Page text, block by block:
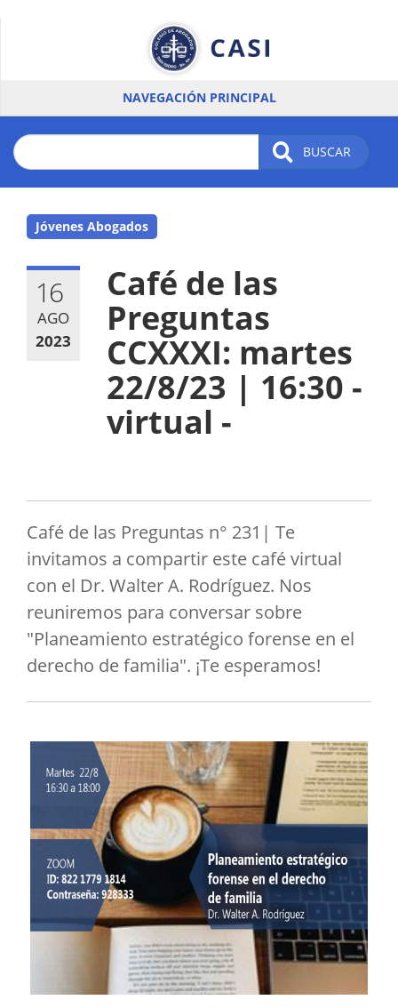
NAVEGACIÓN PRINCIPAL
BUSCAR
Jóvenes Abogados
16
AGO
2023
Café de las
Preguntas
CCXXXI: martes
22/8/23 | 16:30 -
virtual -
Café de las Preguntas n° 231| Te
invitamos a compartir este café virtual
con el Dr. Walter A. Rodríguez. Nos
reuniremos para conversar sobre
"Planeamiento estratégico forense en el
derecho de familia". ¡Te esperamos!